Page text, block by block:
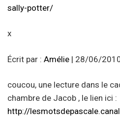
sally-potter/
x
Écrit par : Amélie | 28/06/
coucou, une lecture dans le
chambre de Jacob , le lien ici :
http://